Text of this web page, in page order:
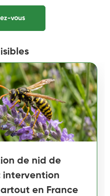
vous
de nid de
intervention
en France